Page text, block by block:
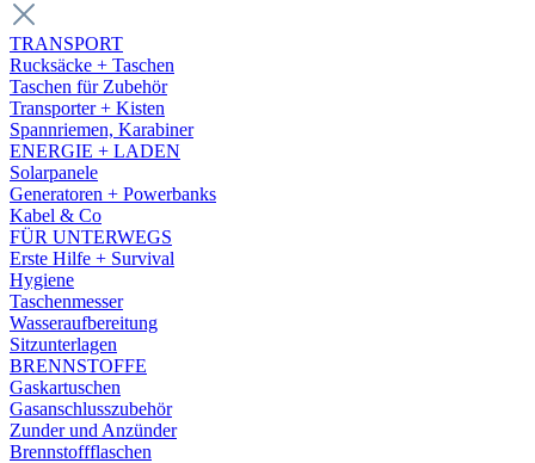
TRANSPORT
Rucksäcke + Taschen
Taschen für Zubehör
Transporter + Kisten
Spannriemen, Karabiner
ENERGIE + LADEN
Solarpanele
Generatoren + Powerbanks
Kabel & Co
FÜR UNTERWEGS
Erste Hilfe + Survival
Hygiene
Taschenmesser
Wasseraufbereitung
Sitzunterlagen
BRENNSTOFFE
Gaskartuschen
Gasanschlusszubehör
Zunder und Anzünder
Brennstoffflaschen